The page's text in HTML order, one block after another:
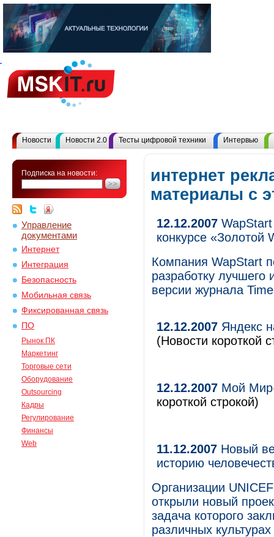
Новости Новости 2.0 Тесты цифровой техники Интервью
Подписка на новости:
Управление
документами
Интернет
Интеграция
Безопасность
Мобильная связь
Фиксированная связь
ПО
Рынок ПК
Маркетинг
Торговые сети
Оборудование
Outsourcing
Кадры
Регулирование
Финансы
Web
интернет
материалы с
12.12.2007
конкурсе «Золотой
Компания WapStart
разработку
версии журнала
12.12.2007 Яндекс
(Новости короткой
12.12.2007 Мой
короткой строкой)
11.12.2007 Новый
историю
Организации
открыли новый
задача которого
различных